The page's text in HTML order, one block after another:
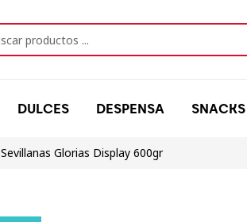
DULCES DESPENSA SNACKS
Sevillanas Glorias Display 600gr